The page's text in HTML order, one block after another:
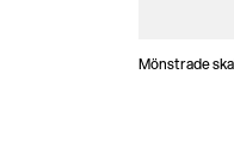
Mönstrade